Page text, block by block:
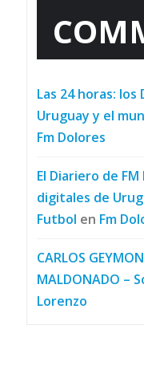
Las 24 horas: los
Uruguay y el
Fm Dolores
El Diariero de
digitales de
Futbol en Fm
CARLOS
MALDONADO –
Lorenzo